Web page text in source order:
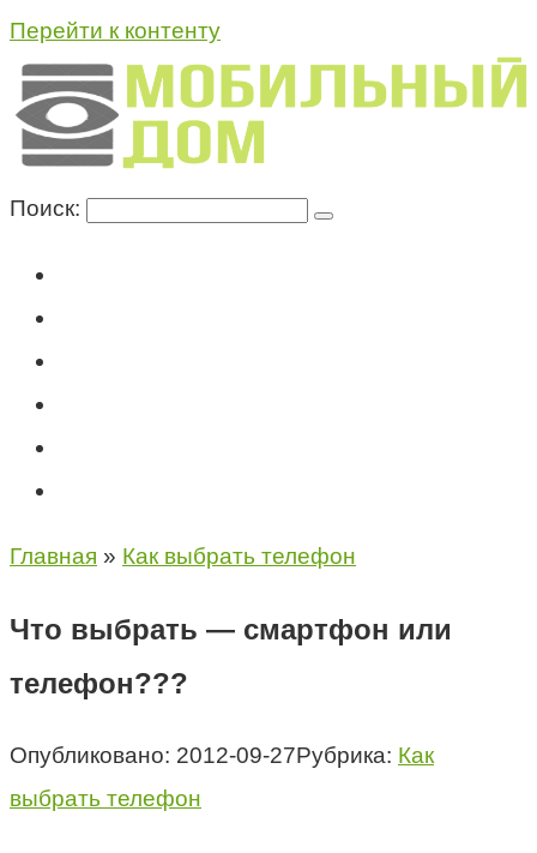
Перейти к контенту
Поиск:
Главная » Как выбрать телефон
Что выбрать — смартфон или
телефон???
Опубликовано: 2012-09-27Рубрика: Как
выбрать телефон